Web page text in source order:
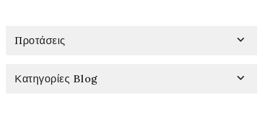
Προτάσεις 
Κατηγορίες Blog 